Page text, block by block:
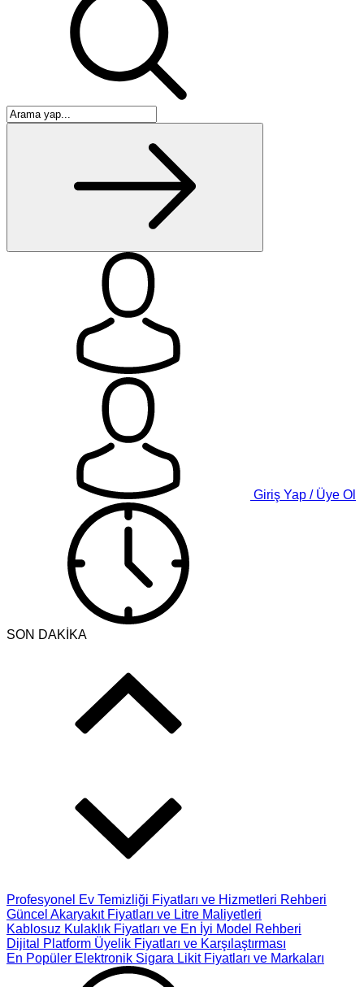
Giriş Yap / Üye Ol
SON DAKİKA
Profesyonel Ev Temizliği Fiyatları ve Hizmetleri Rehberi
Güncel Akaryakıt Fiyatları ve Litre Maliyetleri
Kablosuz Kulaklık Fiyatları ve En İyi Model Rehberi
Dijital Platform Üyelik Fiyatları ve Karşılaştırması
En Popüler Elektronik Sigara Likit Fiyatları ve Markaları